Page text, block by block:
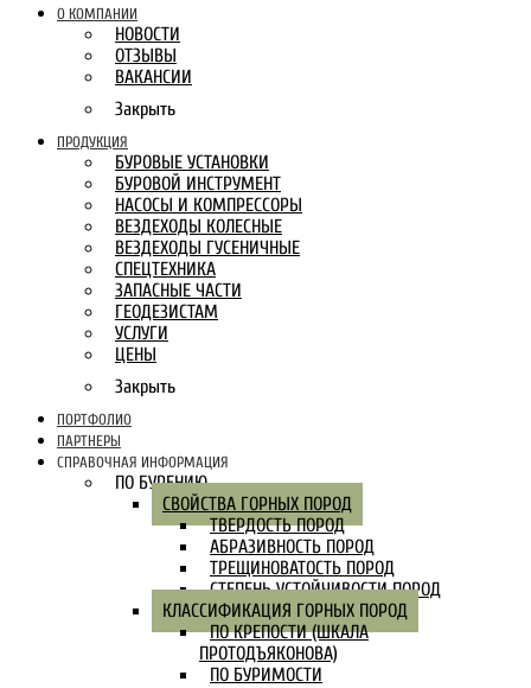
О КОМПАНИИ
НОВОСТИ
ОТЗЫВЫ
ВАКАНСИИ
Закрыть
ПРОДУКЦИЯ
БУРОВЫЕ УСТАНОВКИ
БУРОВОЙ ИНСТРУМЕНТ
НАСОСЫ И КОМПРЕССОРЫ
ВЕЗДЕХОДЫ КОЛЕСНЫЕ
ВЕЗДЕХОДЫ ГУСЕНИЧНЫЕ
СПЕЦТЕХНИКА
ЗАПАСНЫЕ ЧАСТИ
ГЕОДЕЗИСТАМ
УСЛУГИ
ЦЕНЫ
Закрыть
ПОРТФОЛИО
ПАРТНЕРЫ
СПРАВОЧНАЯ ИНФОРМАЦИЯ
ПО БУРЕНИЮ
СВОЙСТВА ГОРНЫХ ПОРОД
ТВЕРДОСТЬ ПОРОД
АБРАЗИВНОСТЬ ПОРОД
ТРЕЩИНОВАТОСТЬ ПОРОД
СТЕПЕНЬ УСТОЙЧИВОСТИ ПОРОД
КЛАССИФИКАЦИЯ ГОРНЫХ ПОРОД
ПО КРЕПОСТИ (ШКАЛА
ПРОТОДЪЯКОНОВА)
ПО БУРИМОСТИ